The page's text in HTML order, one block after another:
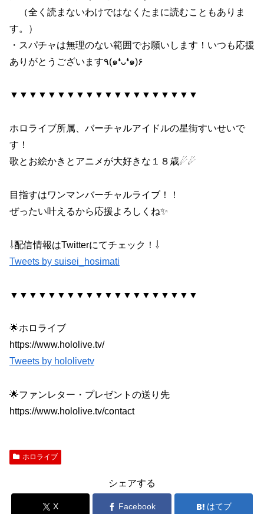
（全く読まないわけではなくたまに読むこともありま
す。）
・スパチャは無理のない範囲でお願いします！いつも応援
ありがとうございます٩(๑❛ᴗ❛๑)۶
▼▼▼▼▼▼▼▼▼▼▼▼▼▼▼▼▼▼▼▼
ホロライブ所属、バーチャルアイドルの星街すいせいで
す！
歌とお絵かきとアニメが大好きな１８歳☄☄
目指すはワンマンバーチャルライブ！！
ぜったい叶えるから応援よろしくね✨
⇩配信情報はTwitterにてチェック！⇩
Tweets by suisei_hosimati
▼▼▼▼▼▼▼▼▼▼▼▼▼▼▼▼▼▼▼▼
🌟ホロライブ
https://www.hololive.tv/
Tweets by hololivetv
🌟ファンレター・プレゼントの送り先
https://www.hololive.tv/contact
ホロライブ
シェアする
X Facebook はてブ